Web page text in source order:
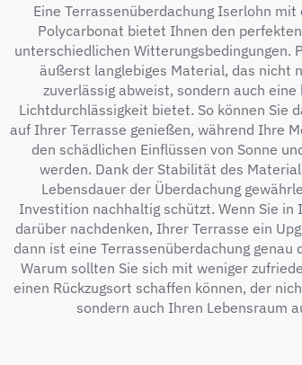
Eine Terrassenüberdachung Iserlohn mit
Polycarbonat bietet Ihnen den
unterschiedlichen Witterungsbedingungen.
äußerst langlebiges Material, das nicht
zuverlässig abweist, sondern auch eine
Lichtdurchlässigkeit bietet. So können Sie
auf Ihrer Terrasse genießen, während Ihre
den schädlichen Einflüssen von Sonne
werden. Dank der Stabilität des
Lebensdauer der Überdachung
Investition nachhaltig schützt. Wenn Sie in
darüber nachdenken, Ihrer Terrasse ein
dann ist eine Terrassenüberdachung genau
Warum sollten Sie sich mit weniger
einen Rückzugsort schaffen können, der
sondern auch Ihren Lebensraum